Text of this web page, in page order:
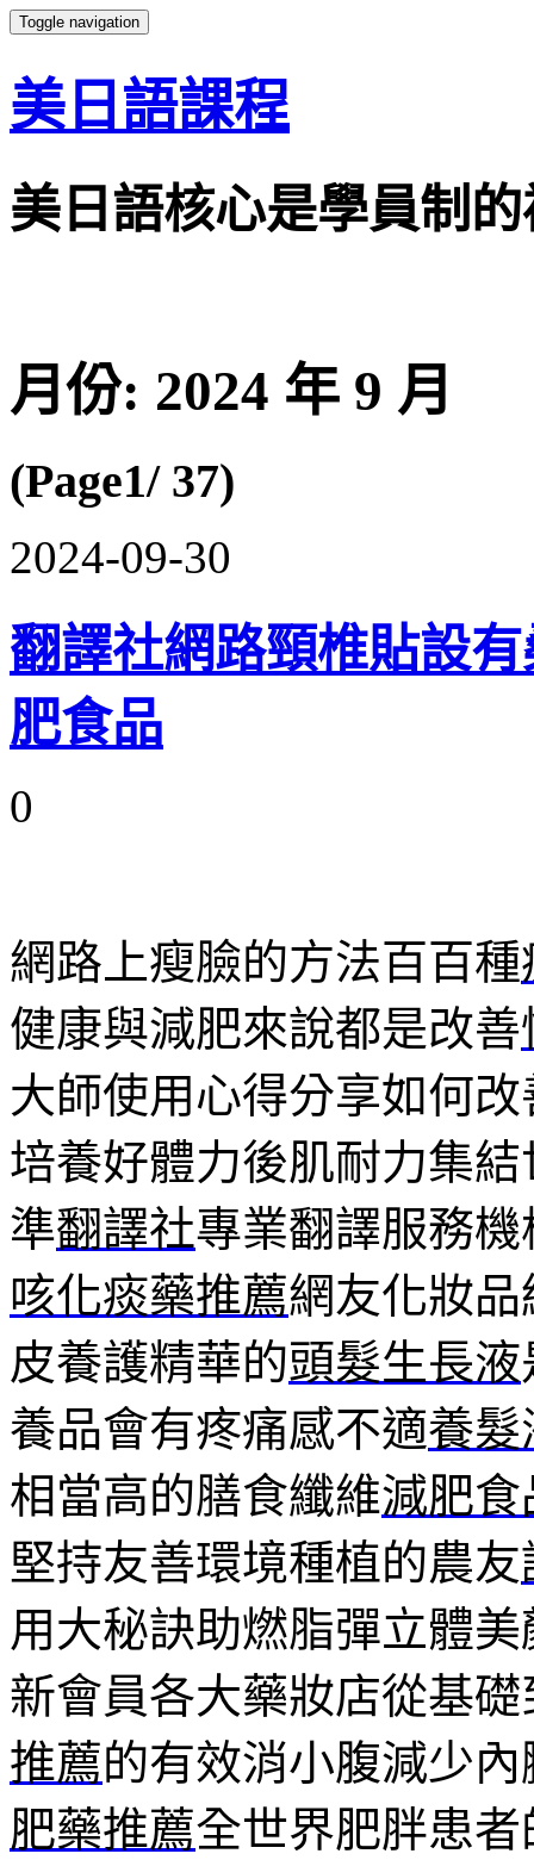
Toggle navigation
美日語課程
美日語核心是學員制
月份: 2024 年 9 月
(Page1/ 37)
2024-09-30
翻譯社網路頸椎貼設
肥食品
0
網路上瘦臉的方法百百種
健康與減肥來說都是改善
大師使用心得分享如何
培養好體力後肌耐力集
準翻譯社專業翻譯服務
咳化痰藥推薦網友化妝
皮養護精華的頭髮生長液
養品會有疼痛感不適養髮
相當高的膳食纖維減肥食
堅持友善環境種植的農友
用大秘訣助燃脂彈立體
新會員各大藥妝店從基
推薦的有效消小腹減少
肥藥推薦全世界肥胖患